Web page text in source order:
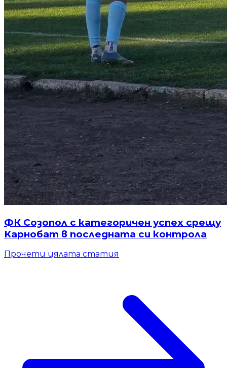
ФК Созопол с категоричен успех срещу
Карнобат в последната си контрола
Прочети цялата статия